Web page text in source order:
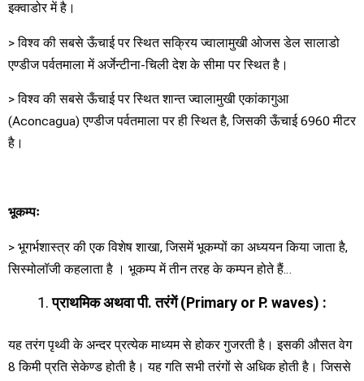
इक्वाडोर में है।
> विश्व की सबसे ऊँचाई पर स्थित सक्रिय ज्वालामुखी ओजस डेल सालाडो
एण्डीज पर्वतमाला में अर्जेन्टीना-चिली देश के सीमा पर स्थित है।
> विश्व की सबसे ऊँचाई पर स्थित शान्त ज्वालामुखी एकांकागुआ
(Aconcagua) एण्डीज पर्वतमाला पर ही स्थित है, जिसकी ऊँचाई 6960 मीटर
है।
भूकम्पः
> भूगर्भशास्त्र की एक विशेष शाखा, जिसमें भूकम्पों का अध्ययन किया जाता है,
सिस्मोलॉजी कहलाता है । भूकम्प में तीन तरह के कम्पन होते हैं…
प्राथमिक अथवा पी.तरंगें(Primary or P. waves) :
यह तरंग पृथ्वी के अन्दर प्रत्येक माध्यम से होकर गुजरती है। इसकी औसत वेग
8 किमी प्रति सेकेण्ड होती है। यह गति सभी तरंगों से अधिक होती है। जिससे